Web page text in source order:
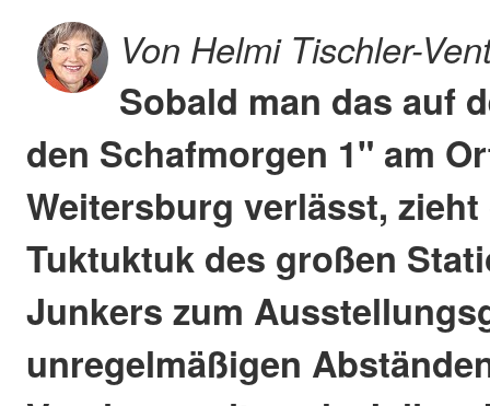
Von Helmi Tischler-
Sobald man das auf
den Schafmorgen 1" am
Weitersburg verlässt,
Tuktuktuk des großen
Junkers zum
unregelmäßigen